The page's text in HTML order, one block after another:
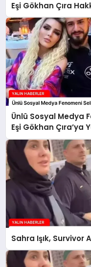
Eşi Gökhan Çıra
Ünlü Sosyal Medya
Eşi Gökhan Çıra’ya
Sahra Işık, Survivor